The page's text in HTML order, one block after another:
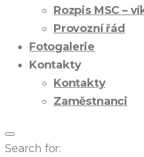
Rozpis MSC –
Provozní řád
Fotogalerie
Kontakty
Kontakty
Zaměstnanci
Search for: